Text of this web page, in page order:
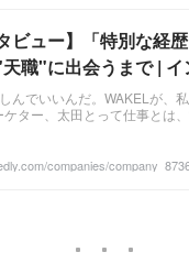
ビュー】「特別な経
職"に出会うまで | イ
んでいいんだ。WAKELが、
ター、太田とって仕事とは
companies/